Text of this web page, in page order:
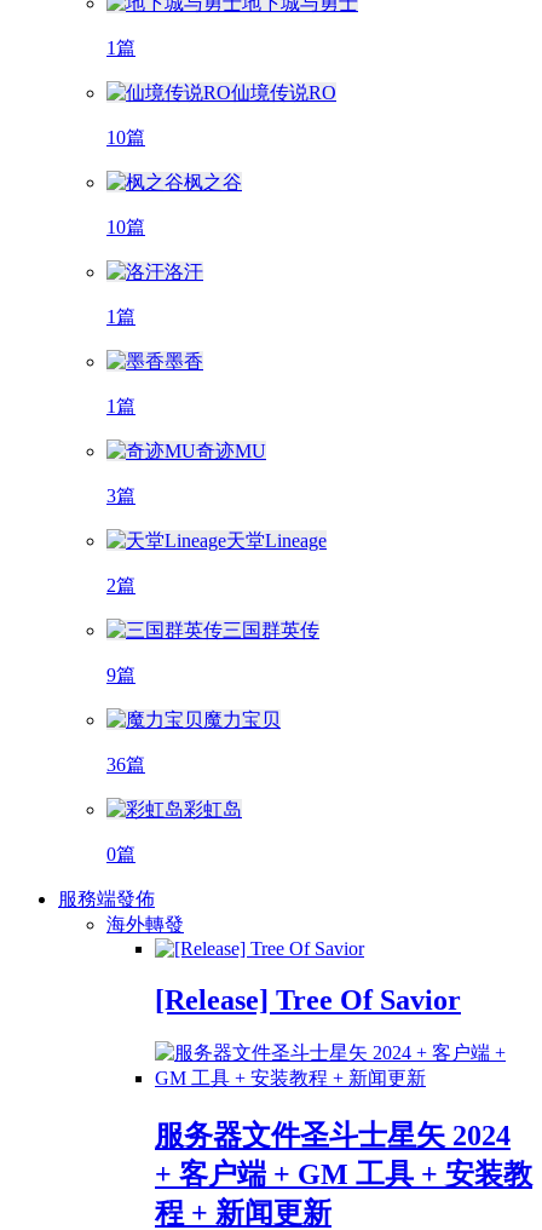
1篇
仙境传说RO
10篇
枫之谷
10篇
洛汗
1篇
墨香
1篇
奇迹MU
3篇
天堂Lineage
2篇
三国群英传
9篇
魔力宝贝
36篇
彩虹岛
0篇
服務端發佈
海外轉發
[Release] Tree Of Savior
服务器文件圣斗士星矢 2024
+ 客户端 + GM 工具 + 安装教
程 + 新闻更新